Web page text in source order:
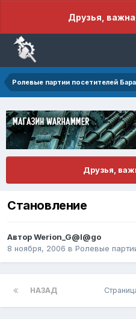
Друзья,
Ролевые партии посетителей Бара
Друзья,
Становление
АвторWerion_G@l@go
8 ноября, 2006 в Ролевые
НАЗАД